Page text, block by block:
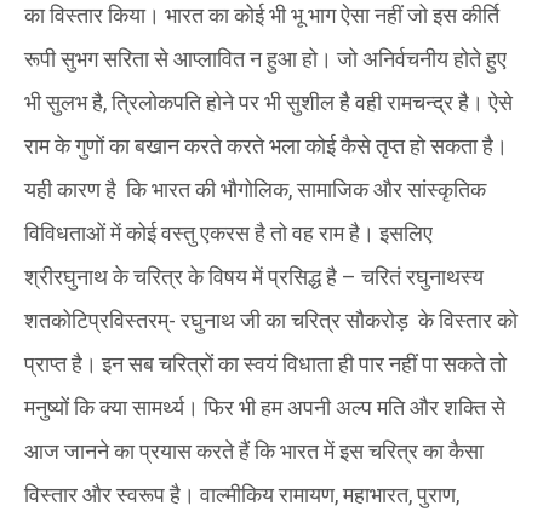
का विस्तार किया। भारत का कोई भी भू भाग ऐसा नहीं जो इस कीर्ति
रूपी सुभग सरिता से आप्लावित न हुआ हो। जो अनिर्वचनीय होते हुए
भी सुलभ है, त्रिलोकपति होने पर भी सुशील है वही रामचन्द्र है। ऐसे
राम के गुणों का बखान करते करते भला कोई कैसे तृप्त हो सकता है।
यही कारण है कि भारत की भौगोलिक, सामाजिक और सांस्कृतिक
विविधताओं में कोई वस्तु एकरस है तो वह राम है। इसलिए
श्रीरघुनाथ के चरित्र के विषय में प्रसिद्ध है – चरितं रघुनाथस्य
शतकोटिप्रविस्तरम्- रघुनाथ जी का चरित्र सौकरोड़ के विस्तार को
प्राप्त है। इन सब चरित्रों का स्वयं विधाता ही पार नहीं पा सकते तो
मनुष्यों कि क्या सामर्थ्य। फिर भी हम अपनी अल्प मति और शक्ति से
आज जानने का प्रयास करते हैं कि भारत में इस चरित्र का कैसा
विस्तार और स्वरूप है। वाल्मीकिय रामायण, महाभारत, पुराण,